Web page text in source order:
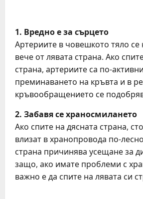
1. Вредно е за сърцето
Артериите в човешкото тяло
вече от лявата страна. Ако
страна, артериите са по-
преминаването на кръвта и в
кръвообращението се
2. Забавя се храносмилането
Ако спите на дясната страна,
влизат в хранопровода по-
страна причинява усещане за
защо, ако имате проблеми с
важно е да спите на лявата си